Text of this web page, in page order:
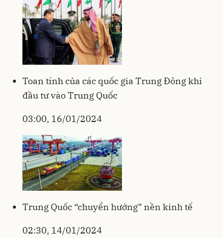
Toan tính của các quốc gia Trung Đông khi
đầu tư vào Trung Quốc
03:00, 16/01/2024
Trung Quốc “chuyển hướng” nền kinh tế
02:30, 14/01/2024